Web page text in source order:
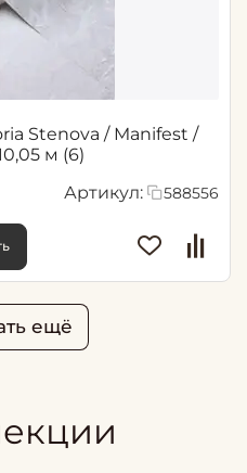
Stenova / Manifest /
м (6)
Артикул: 588556
ещё